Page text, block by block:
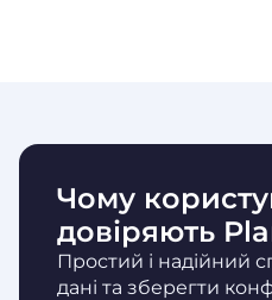
Чому
довіряють
Простий і надійний
дані та зберегти